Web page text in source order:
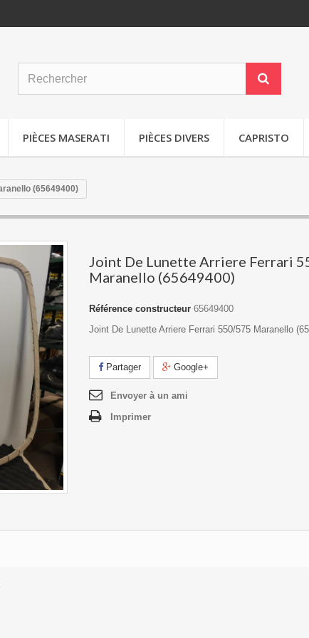
PIÈCES MASERATI PIÈCES DIVERS CAPRISTO
(65649400)
Joint De Lunette Arriere Ferrari
Maranello (65649400)
Référence constructeur 65649400
Joint De Lunette Arriere Ferrari 550/575 Maranello
Partager Google+
Envoyer à un ami
Imprimer